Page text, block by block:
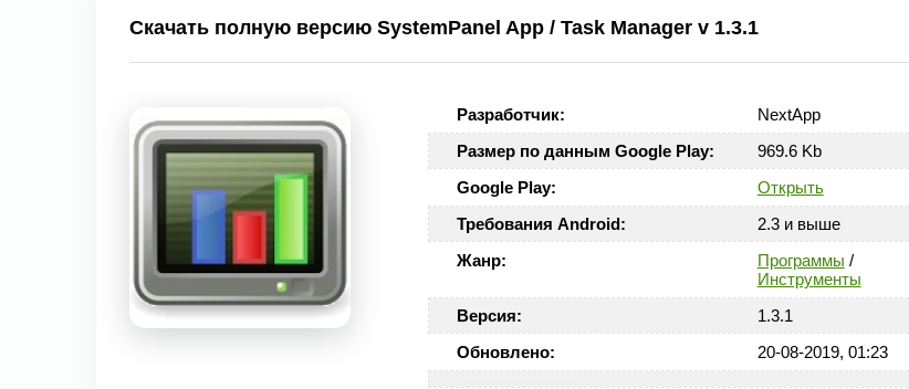
Скачать полную версию SystemPanel App / Task Manager v 1.3.1
Разработчик:
NextApp
Размер по данным Google Play:
969.6 Kb
Google Play:
Открыть
Требования Android:
2.3 и выше
Жанр:
Программы /
Инструменты
Версия:
1.3.1
Обновлено:
20-08-2019, 01:23